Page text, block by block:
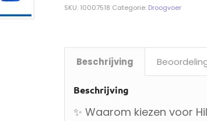
SKU: 10007518 Categorie: Droogvoer
Beschrijving
Beschrijving
✨ Waarom kiezen voor